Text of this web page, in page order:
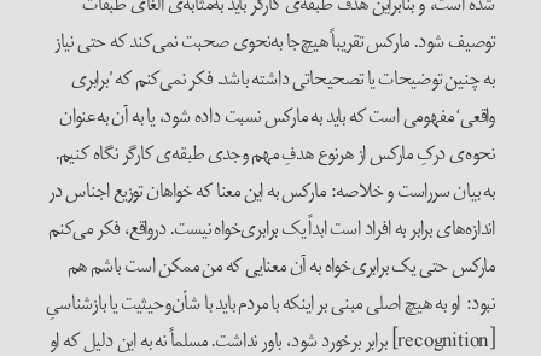
توصیف شود. مارکس تقریباً هیچ‌جا به‌نحوی صحبت نمی‌کند که حتی نیاز
به چنین توضیحات یا تصحیحاتی داشته باشد. فکر نمی‌کنم که ’برابری
واقعی‘ مفهومی است که باید به مارکس نسبت داده شود، یا به آن به‌عنوان
نحوه‌ی درکِ مارکس از هر‌نوع هدفِ مهم‌ و‌جدی طبقه‌ی کار‌گر نگاه کنیم.
به بیان سر‌راست و خلاصه: مارکس به این معنا که خواهان توزیع اجناس در
اندازه‌های برابر به افراد است ابداً یک برابری‌خواه نیست. در‌واقع، فکر می‌کنم
مارکس حتی یک برابری‌خواه به آن معنایی که من ممکن است باشم هم
نبود: او به هیچ اصلی مبنی بر اینکه با مردم باید با شأن‌و‌حیثیت یا بازشناسیِ
[recognition] برابر برخورد شود، باور نداشت. مسلماً نه به این دلیل که او